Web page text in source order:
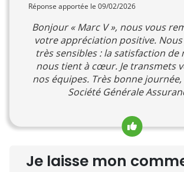
Réponse apportée le 09/02/2026
Bonjour « Marc V », nous vous
votre appréciation positive.
très sensibles : la satisfaction de
nous tient à cœur. Je transmets
nos équipes. Très bonne
Société Générale
Je laisse mon